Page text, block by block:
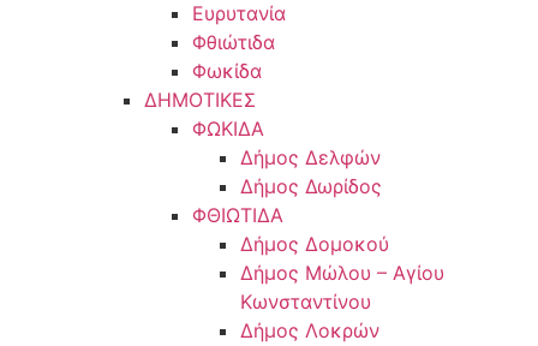
Ευρυτανία
Φθιώτιδα
Φωκίδα
ΔΗΜΟΤΙΚΕΣ
ΦΩΚΙΔΑ
Δήμος Δελφών
Δήμος Δωρίδος
ΦΘΙΩΤΙΔΑ
Δήμος Δομοκού
Δήμος Μώλου – Αγίου
Κωνσταντίνου
Δήμος Λοκρών